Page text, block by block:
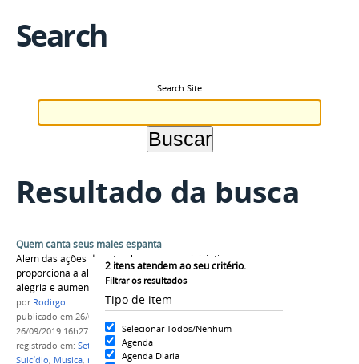
Search
Search Site
Resultado da busca
2 itens atendem ao seu critério.
Filtrar os resultados
Tipo de item
Selecionar Todos/Nenhum
Agenda
Agenda Diaria
Quem canta seus males espanta
Alem das ações do setembro amarelo, iniciativa
proporciona a alunos do IFAM Campus Humaitá
alegria e aumento na autoestima.
por Rodirgo
publicado em 26/09/2019
26/09/2019 16h27
registrado em: Setembro Amarelo
Suicídio, Musica, musica pela vida ,coral